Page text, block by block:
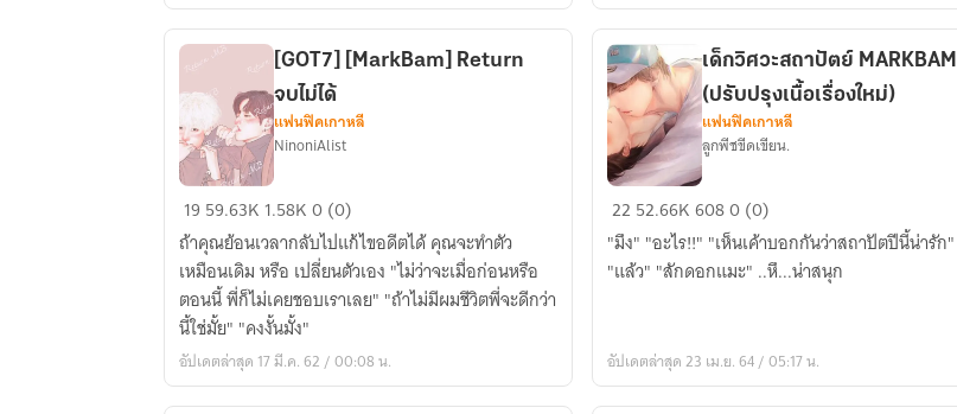
(
ตำนาน
แห่ง
เพชร
ทั้ง
7
)
2JAE
JACKBAM
[GOT7]
[MarkBam]
Return
จบ
ไม่
ได้
[GOT7] [MarkBam] Return
จบไม่ได้
แฟนฟิคเกาหลี
NinoniAlist
19 59.63K 1.58K0 (0)
ถ้าคุณย้อนเวลากลับไปแก้ไขอดีตได้ คุณจะทำตัว
เหมือนเดิม หรือ เปลี่ยนตัวเอง "ไม่ว่าจะเมื่อก่อนหรือ
ตอนนี้ พี่ก็ไม่เคยชอบเราเลย" "ถ้าไม่มีผมชีวิตพี่จะดีกว่า
นี้ใช่มั้ย" "คงงั้นมั้ง"
อัปเดตล่าสุด 17 มี.ค. 62 / 00:08 น.
เด็ก
วิ
ศวะส
ถา
(ปรับปรุง
เนื้อ
เด็กวิศวะสถาปัตย์ MARKBAM
(ปรับปรุงเนื้อเรื่องใหม่)
แฟนฟิคเกาหลี
ลูกพีชขีดเขียน.
22 52.66K 6080 (0)
"มึง" "อะไร!!" "เห็นเค้าบอกกันว่าสถาปัตปีนี้น่ารัก"
"แล้ว" "สักดอกแมะ" ..หึ...น่าสนุก
อัปเดตล่าสุด 23 เม.ย. 64 / 05:17 น.